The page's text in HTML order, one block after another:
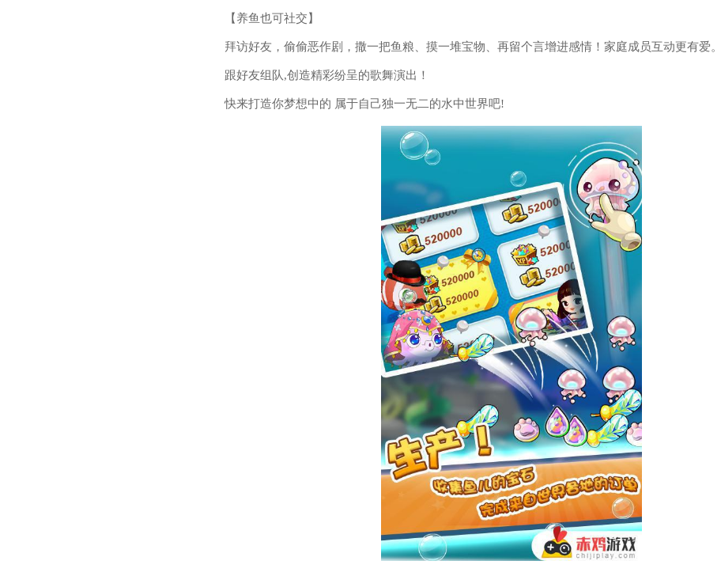
【养鱼也可社交】
拜访好友，偷偷恶作剧，撒一把鱼粮、摸一堆宝物、再留个言增进感情！家庭成员互动更有爱。
跟好友组队,创造精彩纷呈的歌舞演出！
快来打造你梦想中的 属于自己独一无二的水中世界吧!